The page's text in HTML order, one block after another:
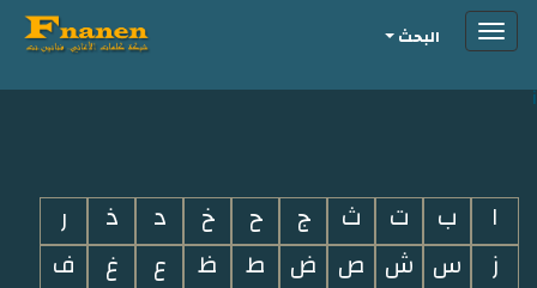
i
Toggleالبحث
ا ب ت ث ج ح خ د ذ
ر
ز
س ش ص ض ط ظ ع غ
ف